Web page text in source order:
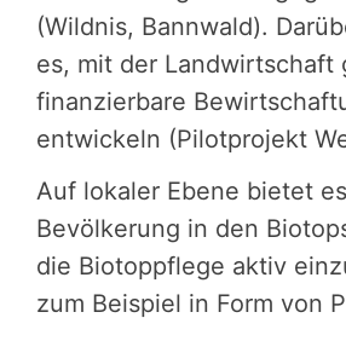
(Wildnis, Bannwald).
es, mit der Landwirt­schaft
finan­zier­bare
entwickeln (Pilot­pro­jekt
Auf lokaler Ebene bietet
Bevöl­ke­rung in den
die Biotopp­flege aktiv
zum Beispiel in Form von